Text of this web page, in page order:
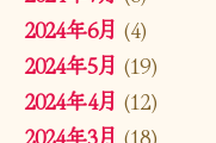
2024年6月 (4)
2024年5月 (19)
2024年4月 (12)
2024年3月 (18)